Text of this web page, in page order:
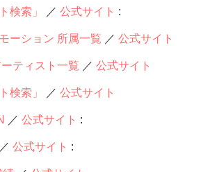
検索」 ／ 公式サイト :
ーション 所属一覧 ／ 公式サイト
ティスト一覧 ／ 公式サイト
検索」 ／ 公式サイト
／ 公式サイト :
／ 公式サイト :